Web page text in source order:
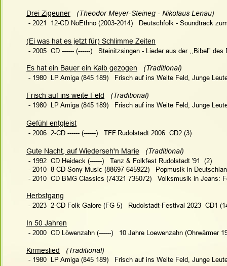
Drei Zigeuner
   (Theodor Meyer-Steineg - Nikolaus Lenau)
- 2021  12-CD NoEthno (2003-2014)   Deutschfolk - Soundtrack
(Ei was hat es jetzt für) Schlimme Zeiten
- 2005  CD ------ (------)   Steinitzsingen - Lieder aus der ,,Bibel"
Es hat ein Bauer ein Kalb gezogen
   (Traditional)
- 1980  LP Amiga (845 189)   Frisch auf ins Weite Feld, Junge
Frisch auf ins weite Feld
  (Traditional)
- 1980  LP Amiga (845 189)   Frisch auf ins Weite Feld, Junge
Gefühl entgleist
- 2006  2-CD ------ (------)   TFF.Rudolstadt 2006  CD2 (3)
Gute Nacht, auf Wiederseh'n Marie
   (Traditional)
- 1992  CD Heideck (------)   Tanz & Folkfest Rudolstadt '91  (2)
- 2010  8-CD Sony Music (88697 645922)   Popmusik in
- 2010  CD BMG Classics (74321 735072)   Volksmusik in Jeans:
Herbstgang
- 2023  2-CD Folk Galore (FG 5)   Rudolstadt-Festival 2023  CD1
In 50 Jahren
- 2000  CD Löwenzahn (------)   10 Jahre Loewenzahn (Ohrwärmer
Kirmeslied
   (Traditional)
- 1980  LP Amiga (845 189)   Frisch auf ins Weite Feld, Junge